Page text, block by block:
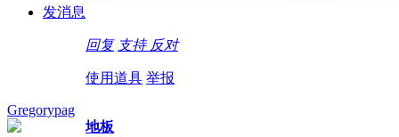
发消息
回复 支持 反对
使用道具 举报
Gregorypag
地板